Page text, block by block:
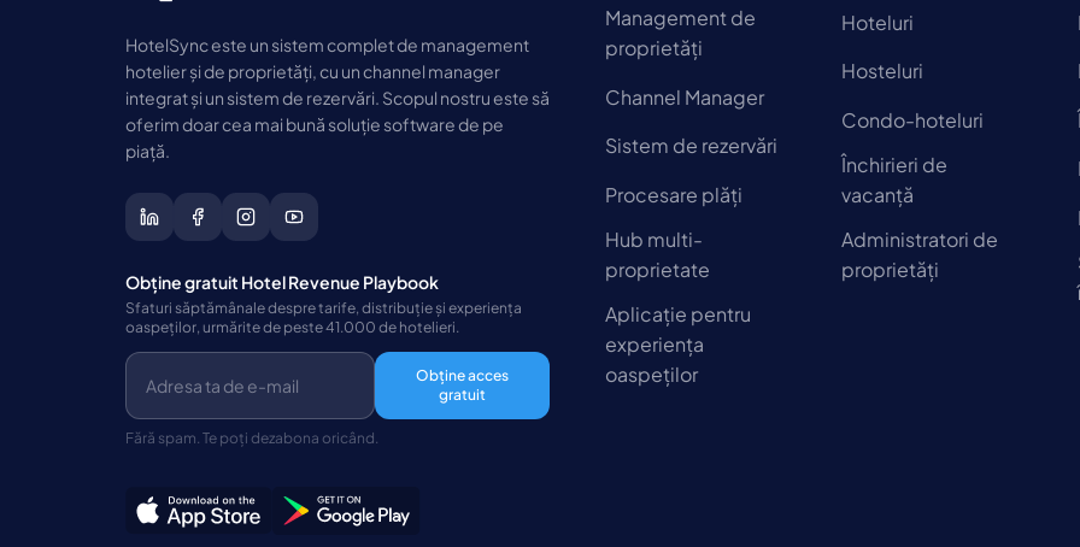
HotelSync este un sistem complet de management
hotelier și de proprietăți, cu un channel manager
integrat și un sistem de rezervări. Scopul nostru este să
oferim doar cea mai bună soluție software de pe
piață.
Obține gratuit Hotel Revenue Playbook
Sfaturi săptămânale despre tarife, distribuție și experiența
oaspeților, urmărite de peste 41.000 de hotelieri.
Obține acces
gratuit
Fără spam. Te poți dezabona oricând.
Management de
proprietăți
Channel Manager
Sistem de rezervări
Procesare plăți
Hub multi-
proprietate
Aplicație pentru
experiența
oaspeților
Hoteluri
Hosteluri
Condo-hoteluri
Închirieri de
vacanță
Administratori de
proprietăți